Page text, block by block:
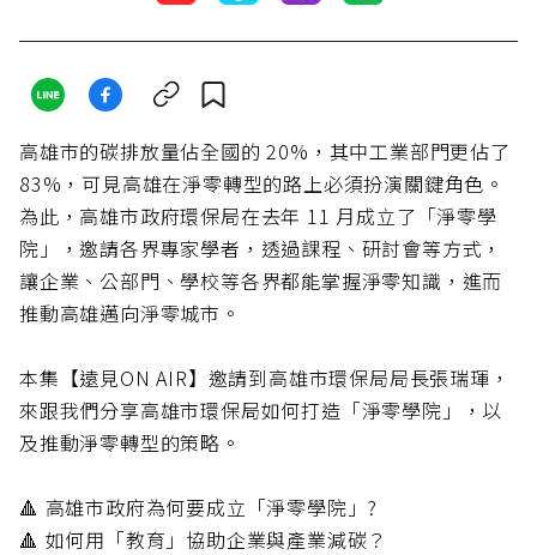
高雄市的碳排放量佔全國的 20%，其中工業部門更佔了
83%，可見高雄在淨零轉型的路上必須扮演關鍵角色。
為此，高雄市政府環保局在去年 11 月成立了「淨零學
院」，邀請各界專家學者，透過課程、研討會等方式，
讓企業、公部門、學校等各界都能掌握淨零知識，進而
推動高雄邁向淨零城市。
本集【遠見ON AIR】邀請到高雄市環保局局長張瑞琿，
來跟我們分享高雄市環保局如何打造「淨零學院」，以
及推動淨零轉型的策略。
🔺 高雄市政府為何要成立「淨零學院」?
🔺 如何用「教育」協助企業與產業減碳？